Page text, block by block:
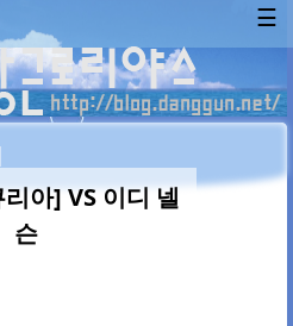
☰
아] VS 이디 넬
슨